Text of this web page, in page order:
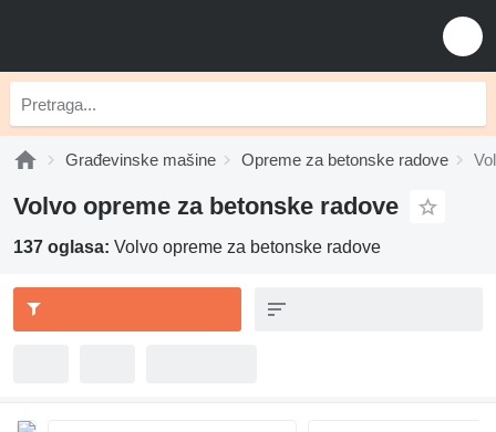
Građevinske mašine Opreme za betonske radove
Volvo opreme za betonske radove
137 oglasa: Volvo opreme za betonske radove